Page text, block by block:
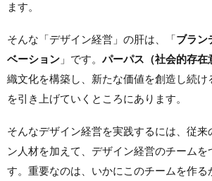
ます。
そんな「デザイン経営」の肝は、「ブラン
ベーション 」です。 パーパス（社会的存在
織文化を構築し、新たな価値を創造し続け
を引き上げていくところにあります。
そんなデザイン経営を実践するには、従来
ン人材を加えて、デザイン経営のチームを
す。重要なのは、いかにこのチームを作る